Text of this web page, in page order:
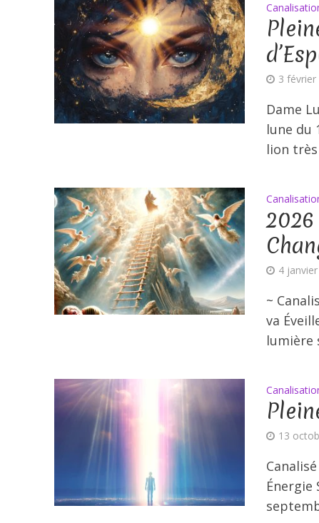
3 février
Dame
lune du
lion
4
~
va
lumière
13
Énergie